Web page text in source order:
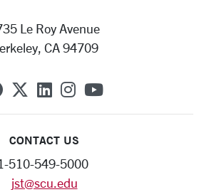
Le Roy Avenue
CA 94709
SCU on Facebook
SCU on X (formerly
SCU on Linkedin
SCU on
SCU on
CONTACT US
510-549-5000
jst@scu.edu